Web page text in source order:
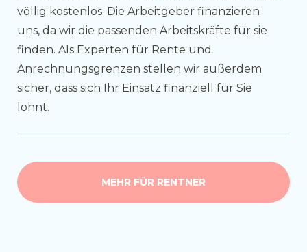
völlig kostenlos. Die Arbeitgeber finanzieren
uns, da wir die passenden Arbeitskräfte für sie
finden. Als Experten für Rente und
Anrechnungsgrenzen stellen wir außerdem
sicher, dass sich Ihr Einsatz finanziell für Sie
lohnt.
MEHR FÜR RENTNER